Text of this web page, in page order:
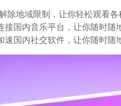
除地域限制，让你轻松观看各
国内音乐平台，让你随时随
国内社交软件，让你随时随